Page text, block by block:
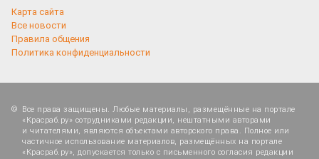
Карта сайта
Все новости
Правила общения
Политика конфиденциальности
Все права защищены. Любые материалы, размещённые на портале
«Красраб.ру» сотрудниками редакции, нештатными авторами
и читателями, являются объектами авторского права. Полное или
частичное использование материалов, размещённых на портале
«Красраб.ру», допускается только с письменного согласия редакции